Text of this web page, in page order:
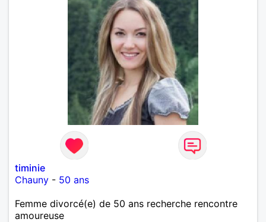
timinie
Chauny - 50 ans
Femme divorcé(e) de 50 ans recherche rencontre
amoureuse